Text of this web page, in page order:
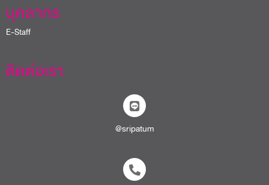
บุคลากร
E-Staff
ติดต่อเรา
@sripatum